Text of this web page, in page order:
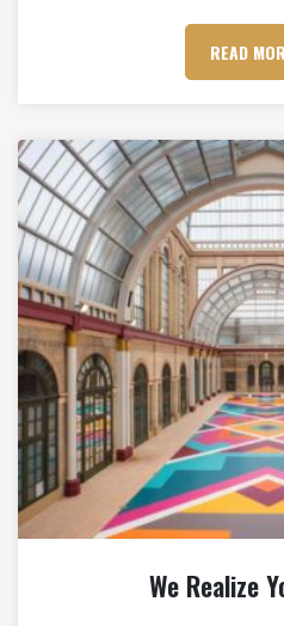
READ
We Realize